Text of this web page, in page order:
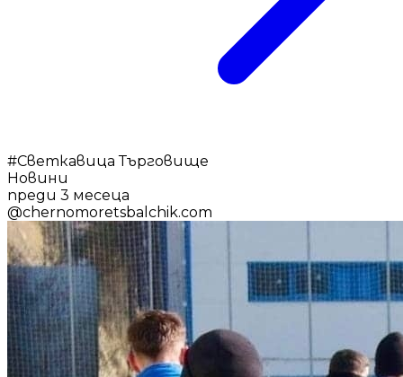
#Светкавица Търговище
Новини
преди 3 месеца
@chernomoretsbalchik.com